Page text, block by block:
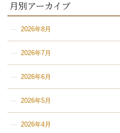
月別アーカイブ
2026年8月
2026年7月
2026年6月
2026年5月
2026年4月